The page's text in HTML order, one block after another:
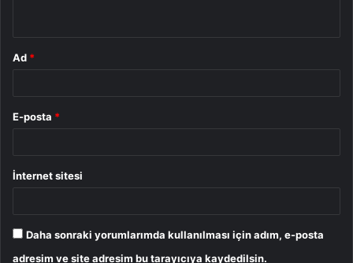
Ad *
E-posta *
İnternet sitesi
Daha sonraki yorumlarımda kullanılması için adım, e-posta
adresim ve site adresim bu tarayıcıya kaydedilsin.